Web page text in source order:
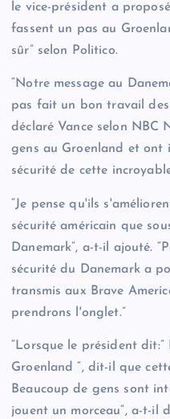
le vice-président a
fassent un pas au
sûr” selon Politico.
“Notre message au
pas fait un bon travail
déclaré Vance selon NBC
gens au Groenland et ont
sécurité de cette
“Je pense qu'ils
sécurité américain que
Danemark”, a-t-il ajouté.
sécurité du Danemark a
transmis aux Brave
prendrons l'onglet.”
“Lorsque le président
Groenland “, dit-il que
Beaucoup de gens sont
jouent un morceau”, a-t-il